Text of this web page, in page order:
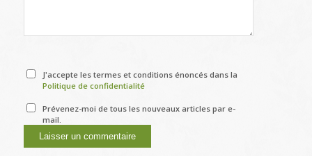
J'accepte les termes et conditions énoncés dans la
Politique de confidentialité
Prévenez-moi de tous les nouveaux articles par e-
mail.